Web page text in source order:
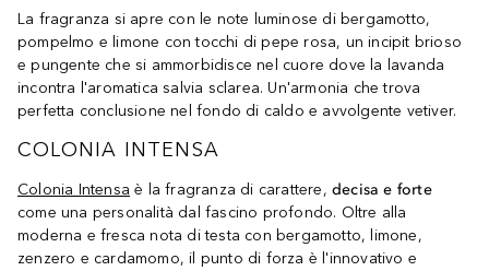
La fragranza si apre con le note luminose di bergamotto,
pompelmo e limone con tocchi di pepe rosa, un incipit brioso
e pungente che si ammorbidisce nel cuore dove la lavanda
incontra l'aromatica salvia sclarea. Un'armonia che trova
perfetta conclusione nel fondo di caldo e avvolgente vetiver.
COLONIA INTENSA
Colonia Intensa è la fragranza di carattere, decisa e forte
come una personalità dal fascino profondo. Oltre alla
moderna e fresca nota di testa con bergamotto, limone,
zenzero e cardamomo, il punto di forza è l'innovativo e